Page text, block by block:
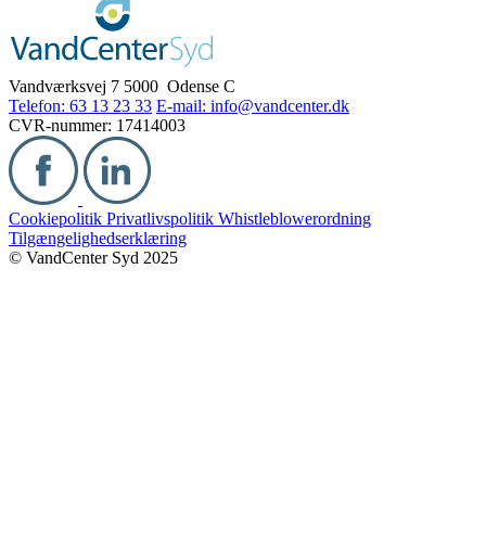
Vandværksvej 7 5000 Odense C
Telefon: 63 13 23 33 E-mail: info@vandcenter.dk
CVR-nummer: 17414003
Cookiepolitik Privatlivspolitik Whistleblowerordning
Tilgængelighedserklæring
© VandCenter Syd 2025